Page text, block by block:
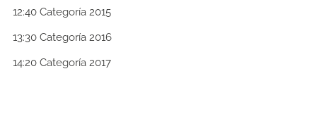
12:40 Categoría 2015
13:30 Categoría 2016
14:20 Categoría 2017